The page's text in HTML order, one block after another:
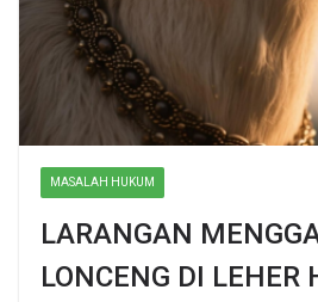
MASALAH HUKUM
LARANGAN
LONCENG DI LEHER